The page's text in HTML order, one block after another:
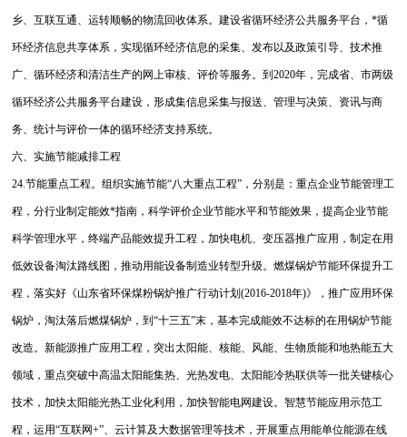
乡、互联互通、运转顺畅的物流回收体系。建设省循环经济公共服务平台，*循
环经济信息共享体系，实现循环经济信息的采集、发布以及政策引导、技术推
广、循环经济和清洁生产的网上审核、评价等服务。到2020年，完成省、市两级
循环经济公共服务平台建设，形成集信息采集与报送、管理与决策、资讯与商
务、统计与评价一体的循环经济支持系统。
六、实施节能减排工程
24.节能重点工程。组织实施节能“八大重点工程”，分别是：重点企业节能管理工
程，分行业制定能效*指南，科学评价企业节能水平和节能效果，提高企业节能
科学管理水平，终端产品能效提升工程，加快电机、变压器推广应用，制定在用
低效设备淘汰路线图，推动用能设备制造业转型升级。燃煤锅炉节能环保提升工
程，落实好《山东省环保煤粉锅炉推广行动计划(2016-2018年)》，推广应用环保
锅炉，淘汰落后燃煤锅炉，到“十三五”末，基本完成能效不达标的在用锅炉节能
改造。新能源推广应用工程，突出太阳能、核能、风能、生物质能和地热能五大
领域，重点突破中高温太阳能集热、光热发电、太阳能冷热联供等一批关键核心
技术，加快太阳能光热工业化利用，加快智能电网建设。智慧节能应用示范工
程，运用“互联网+”、云计算及大数据管理等技术，开展重点用能单位能源在线